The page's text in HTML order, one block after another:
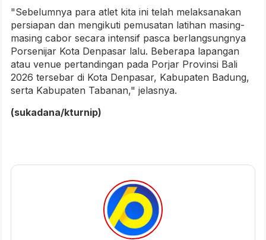
"Sebelumnya para atlet kita ini telah melaksanakan
persiapan dan mengikuti pemusatan latihan masing-
masing cabor secara intensif pasca berlangsungnya
Porsenijar Kota Denpasar lalu. Beberapa lapangan
atau venue pertandingan pada Porjar Provinsi Bali
2026 tersebar di Kota Denpasar, Kabupaten Badung,
serta Kabupaten Tabanan," jelasnya.
(sukadana/kturnip)